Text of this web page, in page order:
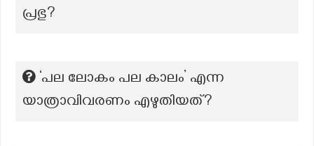
പ്രഭു?
‘പല ലോകം പല കാലം’ എന്ന
യാത്രാവിവരണം എഴുതിയത്?